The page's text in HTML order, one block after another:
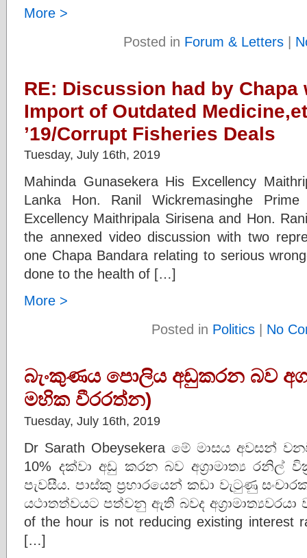
More >
Posted in Forum & Letters|
RE: Discussion had by Chapa
Import of Outdated
’19/Corrupt Fisheries Deals
Tuesday, July 16th, 2019
Mahinda Gunasekera His Excellency
Lanka Hon. Ranil Wickremasinghe
Excellency Maithripala Sirisena and Hon.
the annexed video discussion with two
one Chapa Bandara relating to serious
done to the health of […]
More >
Posted in Politics | No
බැංකුණය පොලිය අඩුකරන බව
මහික වීරරත්න)
Tuesday, July 16th, 2019
Dr Sarath Obeysekera මේ මාසය අවසන්
10% දක්වා අඩු කරන බව අග්‍රාමාත්‍ය රනිල්
පැවසීය. පාස්කු ප්‍රහාරයෙන් කඩා වැටුණු
යථාතත්වයට පත්වනු ඇති බවද අග්‍රාමාත්‍යවරයා
of the hour is not reducing existing interest
[…]